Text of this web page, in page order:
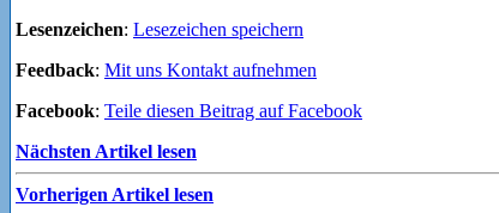
Lesenzeichen: Lesezeichen speichern
Feedback: Mit uns Kontakt aufnehmen
Facebook: Teile diesen Beitrag auf Facebook
Nächsten Artikel lesen
Vorherigen Artikel lesen